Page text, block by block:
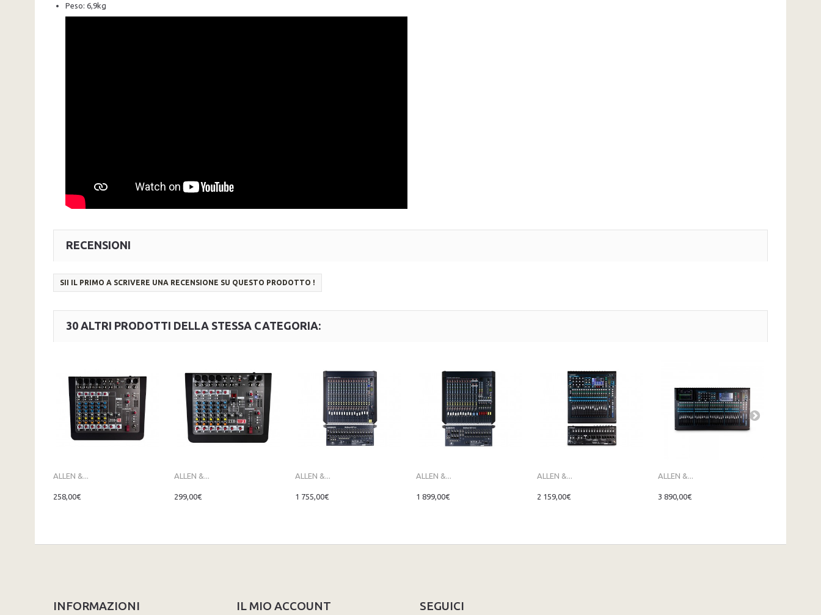
Peso: 6,9kg
RECENSIONI
SII IL PRIMO A SCRIVERE UNA RECENSIONE SU QUESTO PRODOTTO !
30 ALTRI PRODOTTI DELLA STESSA CATEGORIA:
ALLEN &...
258,00€
ALLEN &...
299,00€
ALLEN &...
1 755,00€
ALLEN &...
1 899,00€
ALLEN &...
2 159,00€
ALLEN &...
3 890,00€
INFORMAZIONI IL MIO ACCOUNT SEGUICI